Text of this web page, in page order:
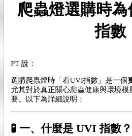
爬蟲燈選購時
指數
PT 說：
選購爬蟲燈時「看UVI指數」是一個
尤其對於真正關心爬蟲健康與環境模
要。以下為詳細說明：
🧪 一、什麼是 UVI 指數？